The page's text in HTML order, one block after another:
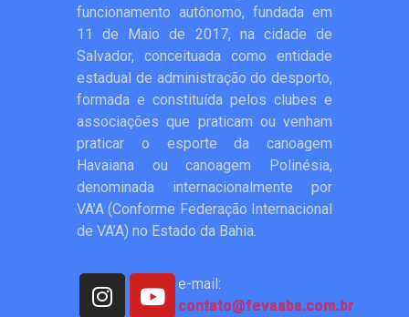
funcionamento autônomo, fundada em
11 de Maio de 2017, na cidade de
Salvador, conceituada como entidade
estadual de administração do desporto,
formada e constituída pelos clubes e
associações que praticam ou venham
praticar o esporte da canoagem
Havaiana ou canoagem Polinésia,
denominada internacionalmente por
VA’A (Conforme Federação Internacional
de VA’A) no Estado da Bahia.
e-mail:
contato@fevaaba.com.br